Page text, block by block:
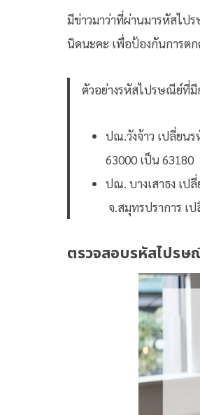
มีข่าวมาว่าที่ผ่านมารหัสไป
นิดนะคะ เพื่อป้องกันการต
ตัวอย่างรหัสไปรษณีย์ที่มี
ปณ.วังจ้าว เปลี่ยน
63000 เป็น 63180
ปณ. บางเสาธง เป
จ.สมุทรปราการ เ
ตรวจสอบรหัสไปร